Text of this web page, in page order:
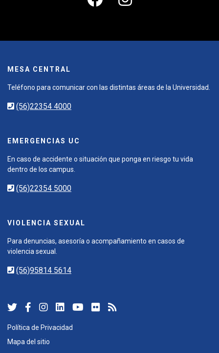
MESA CENTRAL
Teléfono para comunicar con las distintas áreas de la Universidad.
(56)22354 4000
EMERGENCIAS UC
En caso de accidente o situación que ponga en riesgo tu vida
dentro de los campus.
(56)22354 5000
VIOLENCIA SEXUAL
Para denuncias, asesoría o acompañamiento en casos de
violencia sexual.
(56)95814 5614
Política de Privacidad
Mapa del sitio